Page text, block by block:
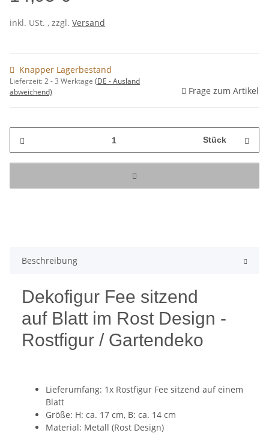
inkl. USt. , zzgl. Versand
Knapper Lagerbestand
Lieferzeit:2 - 3 Werktage (DE - Ausland
abweichend)
Frage zum Artikel
Stück
Beschreibung
Dekofigur Fee sitzend
auf Blatt im Rost Design -
Rostfigur / Gartendeko
Lieferumfang: 1x Rostfigur Fee sitzend auf einem
Blatt
Größe: H: ca. 17 cm, B: ca. 14 cm
Material: Metall (Rost Design)